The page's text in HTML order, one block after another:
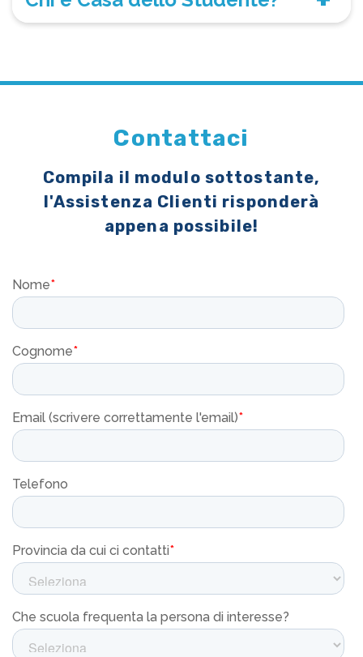
Contattaci
Compila il modulo sottostante,
l'Assistenza Clienti risponderà
appena possibile!